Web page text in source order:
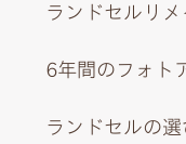
ランドセルリメ
6年間のフォト
ランドセルの選